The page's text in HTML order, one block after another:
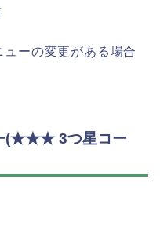
ーの変更がある場合
(★★★ 3つ星コー